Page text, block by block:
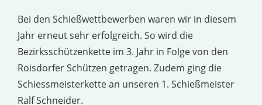
Bei den Schießwettbewerben waren wir in diesem
Jahr erneut sehr erfolgreich. So wird die
Bezirksschützenkette im 3. Jahr in Folge von den
Roisdorfer Schützen getragen. Zudem ging die
Schiessmeisterkette an unseren 1. Schießmeister
Ralf Schneider.